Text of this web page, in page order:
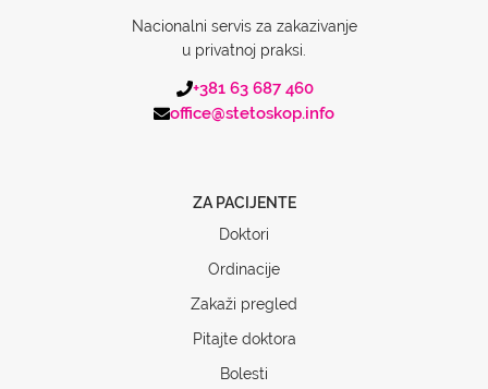
Nacionalni servis za zakazivanje
u privatnoj praksi.
+381 63 687 460
office@stetoskop.info
ZA PACIJENTE
Doktori
Ordinacije
Zakaži pregled
Pitajte doktora
Bolesti